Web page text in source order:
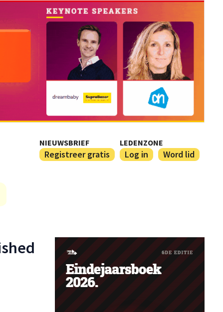
NIEUWSBRIEF
Registreer gratis
LEDENZONE
Log in Word lid